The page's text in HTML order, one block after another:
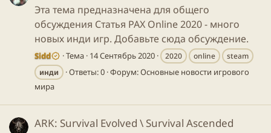
Эта тема предназначена для общего
обсуждения Статья PAX Online 2020 - много
новых инди игр. Добавьте сюда обсуждение.
Sidd Тема 14 Сентябрь 2020 2020 online
steam
инди
Ответы: 0 Форум:Основные новости игрового
мира
ARK: Survival Evolved \ Survival Ascended